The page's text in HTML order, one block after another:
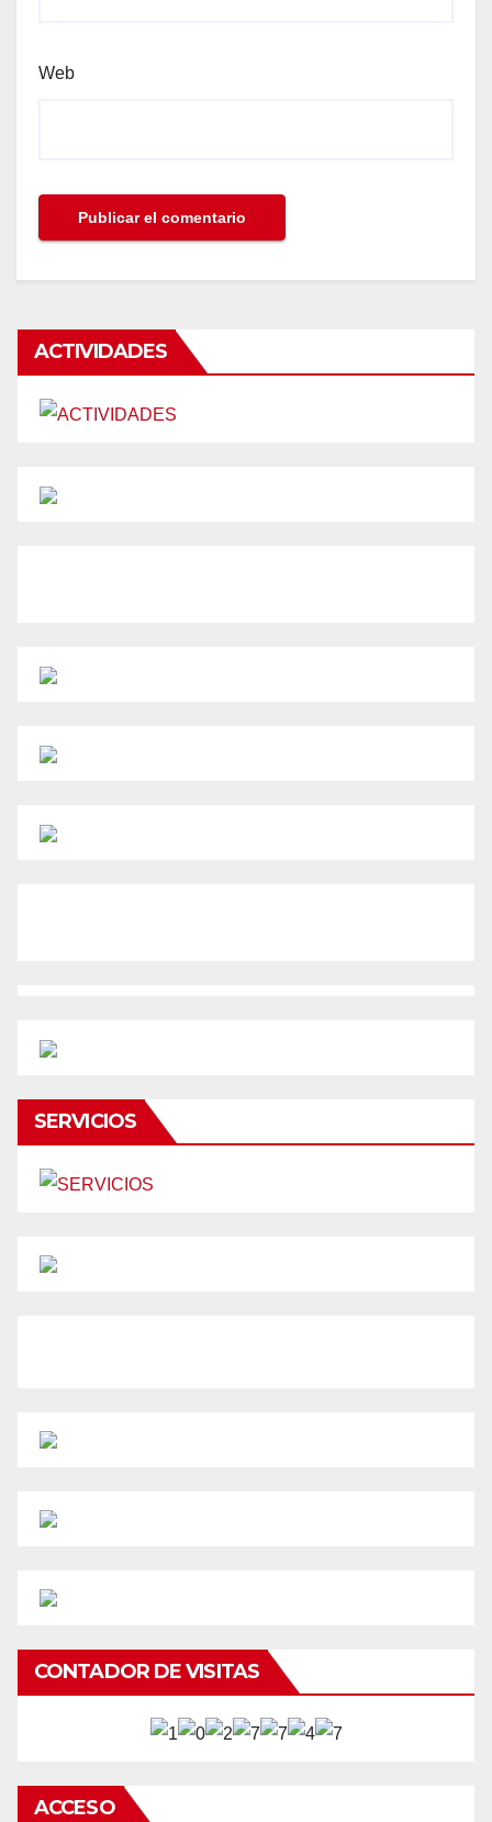
Web
ACTIVIDADES
SERVICIOS
CONTADOR DE VISITAS
ACCESO